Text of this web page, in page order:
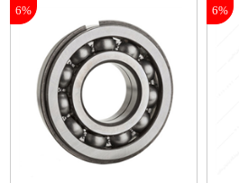
6%
6%